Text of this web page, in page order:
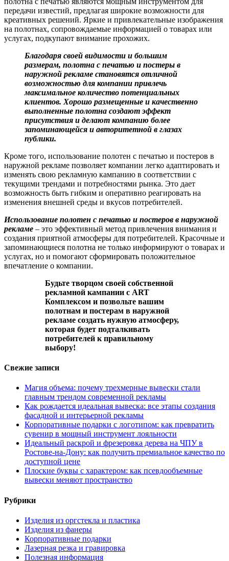
передачи известий, предлагая широкие возможности для
креативных решений. Яркие и привлекательные изображения
на полотнах, сопровождаемые информацией о товарах или
услугах, подкупают внимание прохожих.
Благодаря своей видимости и большим
размерам, полотна с печатью и постеры в
наружной рекламе становятся отличной
возможностью для компании привлечь
максимальное количество потенциальных
клиентов. Хорошо размещенные и качественно
выполненные полотна создают эффект
присутствия и делают компанию более
запоминающейся и авторитетной в глазах
публики.
Кроме того, использование полотен с печатью и постеров в
наружной рекламе позволяет компании легко адаптировать и
изменять свою рекламную кампанию в соответствии с
текущими трендами и потребностями рынка. Это дает
возможность быть гибким и оперативно реагировать на
изменения внешней среды и вкусов потребителей.
Использование полотен с печатью и постеров в наружной
рекламе – это эффективный метод привлечения внимания и
создания приятной атмосферы для потребителей. Красочные и
запоминающиеся полотна не только информируют о товарах и
услугах, но и помогают сформировать положительное
впечатление о компании.
Будьте творцом своей собственной
рекламной кампании с ART
Комплексом и позвольте вашим
полотнам и постерам в наружной
рекламе создать нужную атмосферу,
которая будет подталкивать
потребителей к правильному
выбору!
Свежие записи
Магия объема: почему трехмерные вывески стали
главным трендом современной рекламы
Как рождается идеальная вывеска: все этапы создания
фасадной и интерьерной рекламы
Корпоративные подарки с логотипом: как превратить
сувенир в мощный инструмент лояльности
Идеальный раскрой и фрезеровка дерева на ЧПУ в
Ростове-на-Дону: как получить премиальное качество по
доступной цене
Плоские буквы с характером: как псевдообъемные
вывески меняют пространство
Рубрики
Изделия из оргстекла и пластика
Изделия из фанеры
Корпоративные подарки
Лазерная резка и гравировка
Полезная информация